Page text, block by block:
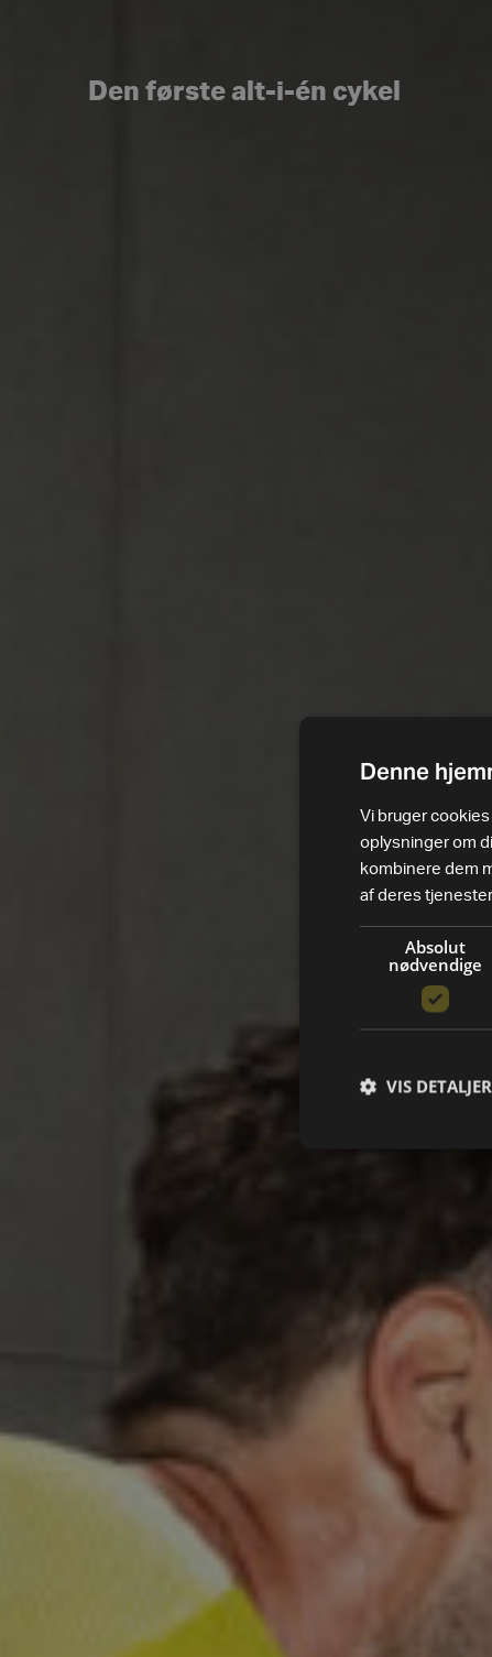
Den første alt-i-én cykel
Denne
Vi bruger
oplysninger om
kombinere dem
af deres
Absolut
nødvendige
VIS DETALJER